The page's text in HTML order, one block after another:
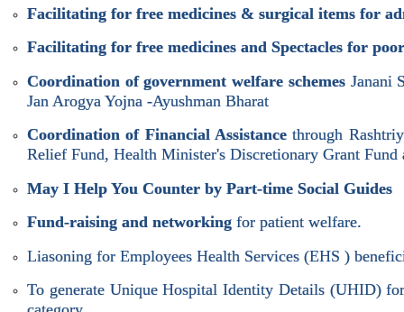
Facilitating for free medicines & surgical items for
Facilitating for free medicines and Spectacles for
Coordination of government welfare schemesJanani
Jan Arogya Yojna -Ayushman Bharat
Coordination of Financial Assistancethrough
Relief Fund, Health Minister's Discretionary Grant Fund
May I Help You Counter by Part-time Social Guides
Fund-raising and networking for patient welfare.
Liasoning for Employees Health Services (EHS )
To generate Unique Hospital Identity Details (UHID)